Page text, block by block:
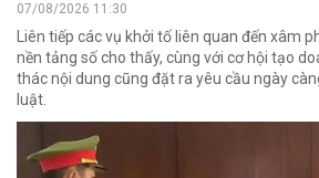
07/08/2026 11:30
Liên tiếp các vụ khởi tố liên quan đến xâm
nền tảng số cho thấy, cùng với cơ hội tạo
thác nội dung cũng đặt ra yêu cầu ngày
luật.